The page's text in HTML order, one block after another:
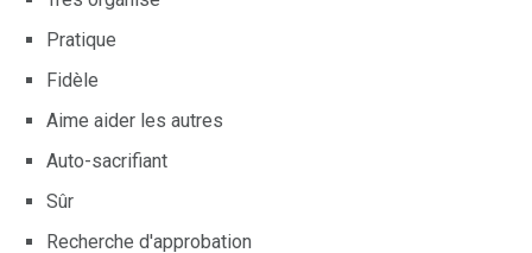
Pratique
Fidèle
Aime aider les autres
Auto-sacrifiant
Sûr
Recherche d'approbation